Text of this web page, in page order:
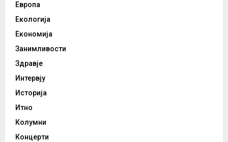
Европа
Екологија
Економија
Занимливости
Здравје
Интервју
Историја
Итно
Колумни
Концерти